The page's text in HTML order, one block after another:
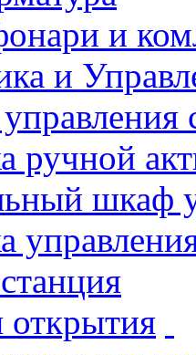
и
и
ручной
шкаф